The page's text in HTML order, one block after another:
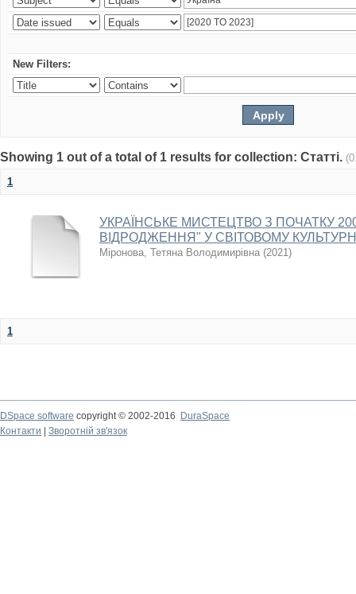
New Filters:
Showing 1 out of a total of 1 results for collection: Статті.
1
УКРАЇНСЬКЕ МИСТЕЦТВО З ПОЧАТКУ
ВІДРОДЖЕННЯ" У СВІТОВОМУ
Міронова, Тетяна Володимирівна (2021)
1
DSpace software copyright © 2002-2016
DuraSpace
Контакти
Зворотній зв'язок